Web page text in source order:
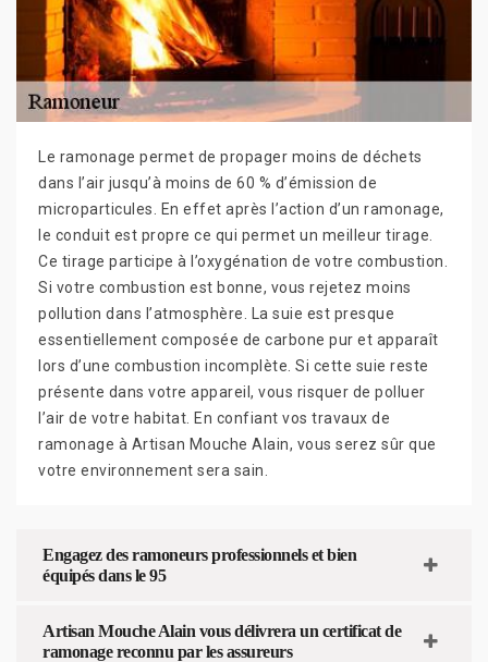
Le ramonage permet de propager moins de déchets
dans l’air jusqu’à moins de 60 % d’émission de
microparticules. En effet après l’action d’un ramonage,
le conduit est propre ce qui permet un meilleur tirage.
Ce tirage participe à l’oxygénation de votre combustion.
Si votre combustion est bonne, vous rejetez moins
pollution dans l’atmosphère. La suie est presque
essentiellement composée de carbone pur et apparaît
lors d’une combustion incomplète. Si cette suie reste
présente dans votre appareil, vous risquer de polluer
l’air de votre habitat. En confiant vos travaux de
ramonage à Artisan Mouche Alain, vous serez sûr que
votre environnement sera sain.
Engagez des ramoneurs professionnels et bien
équipés dans le 95
Artisan Mouche Alain vous délivrera un certificat de
ramonage reconnu par les assureurs